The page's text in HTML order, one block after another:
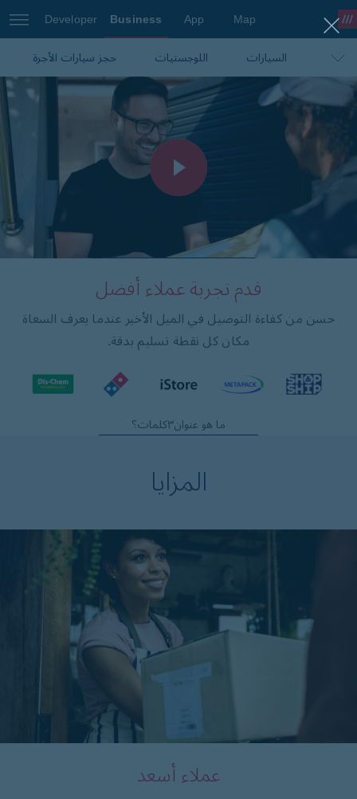
Map
App
Business
Developer
what3words Pro
السيارات اللوجستيات
حجز سيارات الأجرة
التنقّل والخرائط
السفر التجارة الإلكترونية
قدم تجربة عملاء أفضل
حسن من كفاءة التوصيل في الميل الأخير عندما يعرف السعاة
مكان كل نقطة تسليم بدقة.
ما هو عنوان٣كلمات؟
المزايا
عملاء أسعد